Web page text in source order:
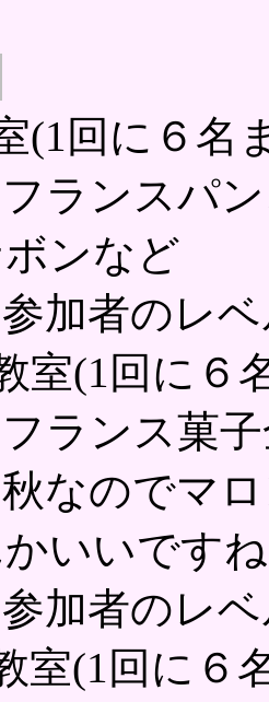
(1回に６名
パン、
ンなど
レベル
室(1回に６
菓子全
マロン
いいです
レベル
室(1回に６